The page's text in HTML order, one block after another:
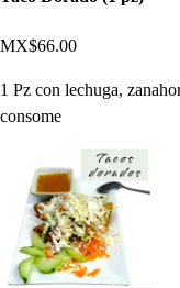
MX$66.00
1 Pz con lechuga,
consome